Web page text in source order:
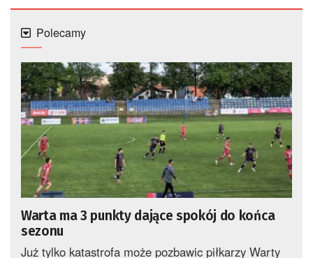
Polecamy
Warta ma 3 punkty dające spokój do końca
sezonu
Już tylko katastrofa może pozbawic piłkarzy Warty